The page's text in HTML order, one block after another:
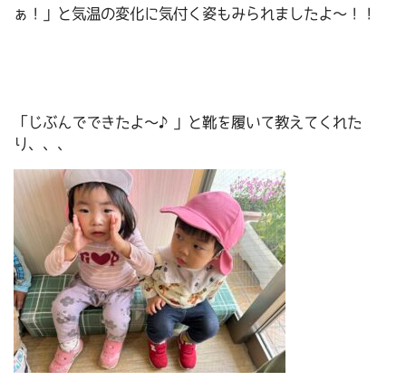
ぁ！」と気温の変化に気付く姿もみられましたよ～！！
「じぶんでできたよ～♪」と靴を履いて教えてくれた
り、、、